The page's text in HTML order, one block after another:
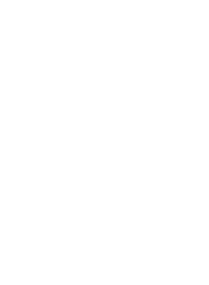
Webkur markası yıllardır
ve tecrübeli ekibiyle
Kişisel veya kurumsal
işlenmesi bilgi ve tecrübe